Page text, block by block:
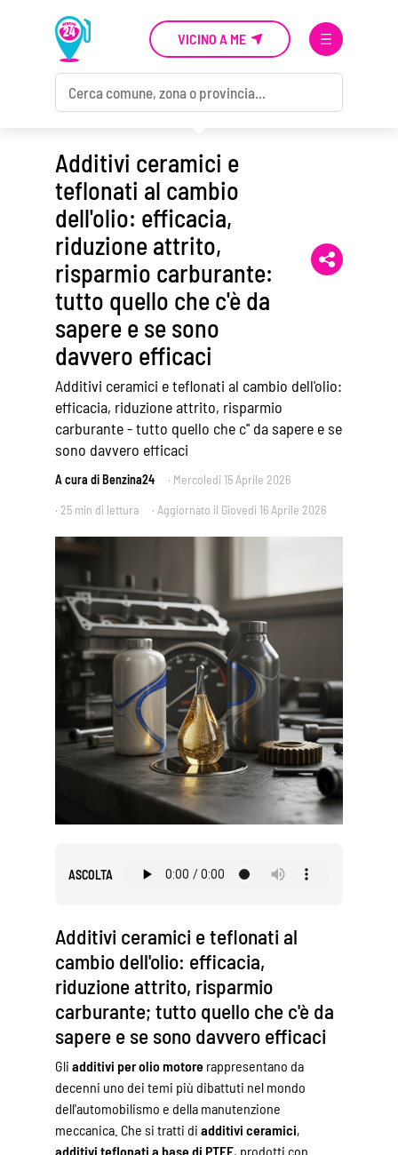
VICINO A ME
Additivi ceramici e
teflonati al cambio
dell'olio: efficacia,
riduzione attrito,
risparmio carburante:
tutto quello che c'è da
sapere e se sono
davvero efficaci
Additivi ceramici e teflonati al cambio dell'olio:
efficacia, riduzione attrito, risparmio
carburante - tutto quello che c'' da sapere e se
sono davvero efficaci
A cura di Benzina24 · Mercoledi 15 Aprile 2026
· 25 min di lettura
· Aggiornato il Giovedi 16 Aprile 2026
ASCOLTA
Additivi ceramici e teflonati al
cambio dell'olio: efficacia,
riduzione attrito, risparmio
carburante; tutto quello che c'è da
sapere e se sono davvero efficaci
Gli additivi per olio motore rappresentano da
decenni uno dei temi più dibattuti nel mondo
dell'automobilismo e della manutenzione
meccanica. Che si tratti di additivi ceramici,
additivi teflonati a base di PTFE, prodotti con